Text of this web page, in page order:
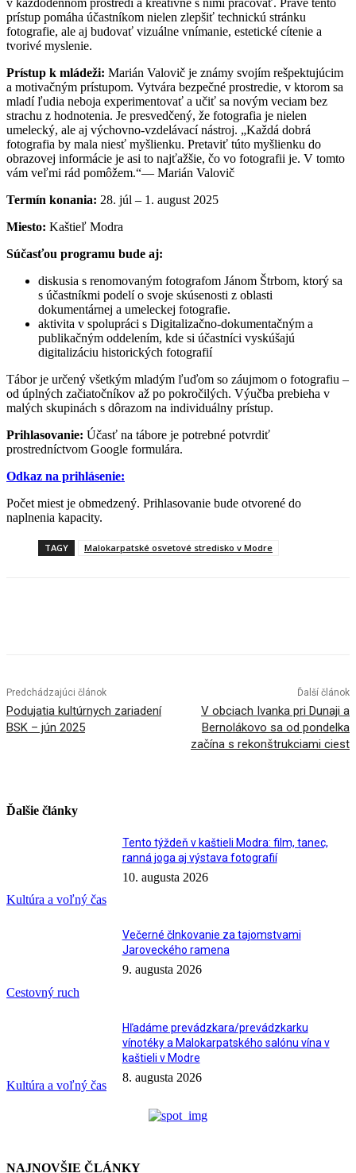
v každodennom prostredí a kreatívne s nimi pracovať. Práve tento
prístup pomáha účastníkom nielen zlepšiť technickú stránku
fotografie, ale aj budovať vizuálne vnímanie, estetické cítenie a
tvorivé myslenie.
Prístup k mládeži: Marián Valovič je známy svojím rešpektujúcim
a motivačným prístupom. Vytvára bezpečné prostredie, v ktorom sa
mladí ľudia neboja experimentovať a učiť sa novým veciam bez
strachu z hodnotenia. Je presvedčený, že fotografia je nielen
umelecký, ale aj výchovno-vzdelávací nástroj. „Každá dobrá
fotografia by mala niesť myšlienku. Pretaviť túto myšlienku do
obrazovej informácie je asi to najťažšie, čo vo fotografii je. V tomto
vám veľmi rád pomôžem.“— Marián Valovič
Termín konania: 28. júl – 1. august 2025
Miesto: Kaštieľ Modra
Súčasťou programu bude aj:
diskusia s renomovaným fotografom Jánom Štrbom, ktorý sa
s účastníkmi podelí o svoje skúsenosti z oblasti
dokumentárnej a umeleckej fotografie.
aktivita v spolupráci s Digitalizačno-dokumentačným a
publikačným oddelením, kde si účastníci vyskúšajú
digitalizáciu historických fotografií
Tábor je určený všetkým mladým ľuďom so záujmom o fotografiu –
od úplných začiatočníkov až po pokročilých. Výučba prebieha v
malých skupinách s dôrazom na individuálny prístup.
Prihlasovanie: Účasť na tábore je potrebné potvrdiť
prostredníctvom Google formulára.
Odkaz na prihlásenie:
Počet miest je obmedzený. Prihlasovanie bude otvorené do
naplnenia kapacity.
TAGY Malokarpatské osvetové stredisko v Modre
Predchádzajúci článok
Podujatia kultúrnych zariadení
BSK – jún 2025
Ďalší článok
V obciach Ivanka pri Dunaji a
Bernolákovo sa od pondelka
začína s rekonštrukciami ciest
Ďalšie články
Kultúra a voľný čas
Tento týždeň v kaštieli Modra: film, tanec,
ranná joga aj výstava fotografií
10. augusta 2026
Cestovný ruch
Večerné člnkovanie za tajomstvami
Jaroveckého ramena
9. augusta 2026
Kultúra a voľný čas
Hľadáme prevádzkara/prevádzkarku
vínotéky a Malokarpatského salónu vína v
kaštieli v Modre
8. augusta 2026
NAJNOVŠIE ČLÁNKY